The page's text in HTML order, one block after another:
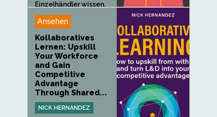
Einzelhändler wissen,
Ansehen
Kollaboratives
Lernen: Upskill
Your Workforce
and Gain
Competitive
Advantage
Through Shared...
NICK HERNANDEZ